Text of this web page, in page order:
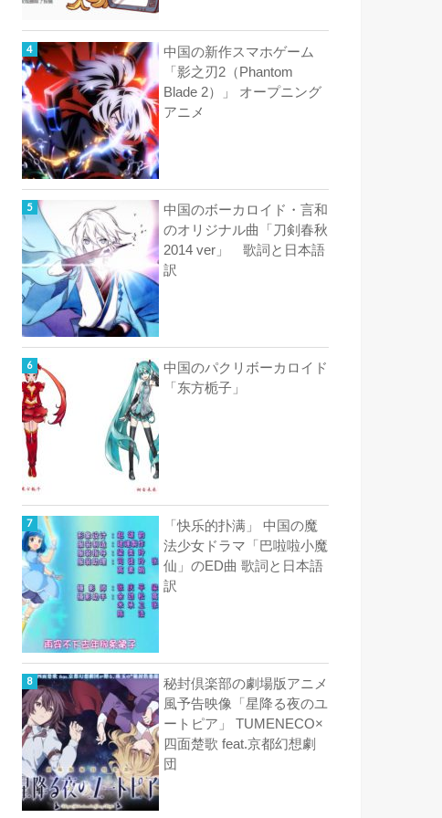
中国の新作スマホゲーム
「影之刃2（Phantom
Blade 2）」 オープニング
アニメ
中国のボーカロイド・言和
のオリジナル曲「刀剣春秋
2014 ver」 歌詞と日本語
訳
中国のパクリボーカロイド
「东方栀子」
「快乐的扑满」 中国の魔
法少女ドラマ「巴啦啦小魔
仙」のED曲 歌詞と日本語
訳
秘封倶楽部の劇場版アニメ
風予告映像「星降る夜のユ
ートピア」 TUMENECO×
四面楚歌 feat.京都幻想劇
団